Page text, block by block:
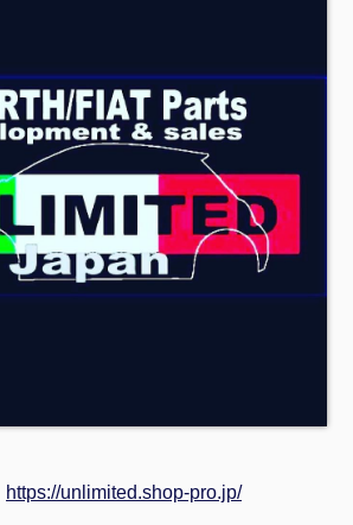
https://unlimited.shop-pro.jp/